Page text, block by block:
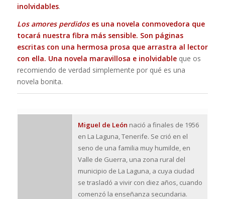
inolvidables.
Los amores perdidoses una novela conmovedora que
tocará nuestra fibra más sensible. Son páginas
escritas con una hermosa prosa que arrastra al lector
con ella. Una novela maravillosa e inolvidableque os
recomiendo de verdad simplemente por qué es una
novela bonita.
Miguel de León nació a finales de 1956
en La Laguna, Tenerife. Se crió en el
seno de una familia muy humilde, en
Valle de Guerra, una zona rural del
municipio de La Laguna, a cuya ciudad
se trasladó a vivir con diez años, cuando
comenzó la enseñanza secundaria.